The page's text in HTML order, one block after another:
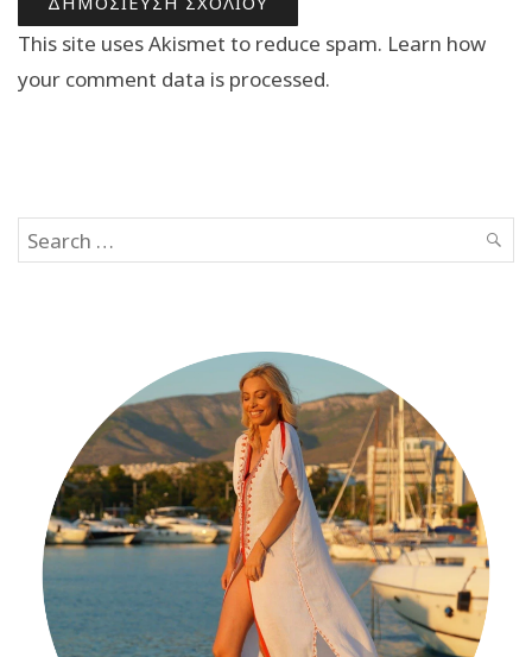
This site uses Akismet to reduce spam. Learn how
your comment data is processed.
Search
for: